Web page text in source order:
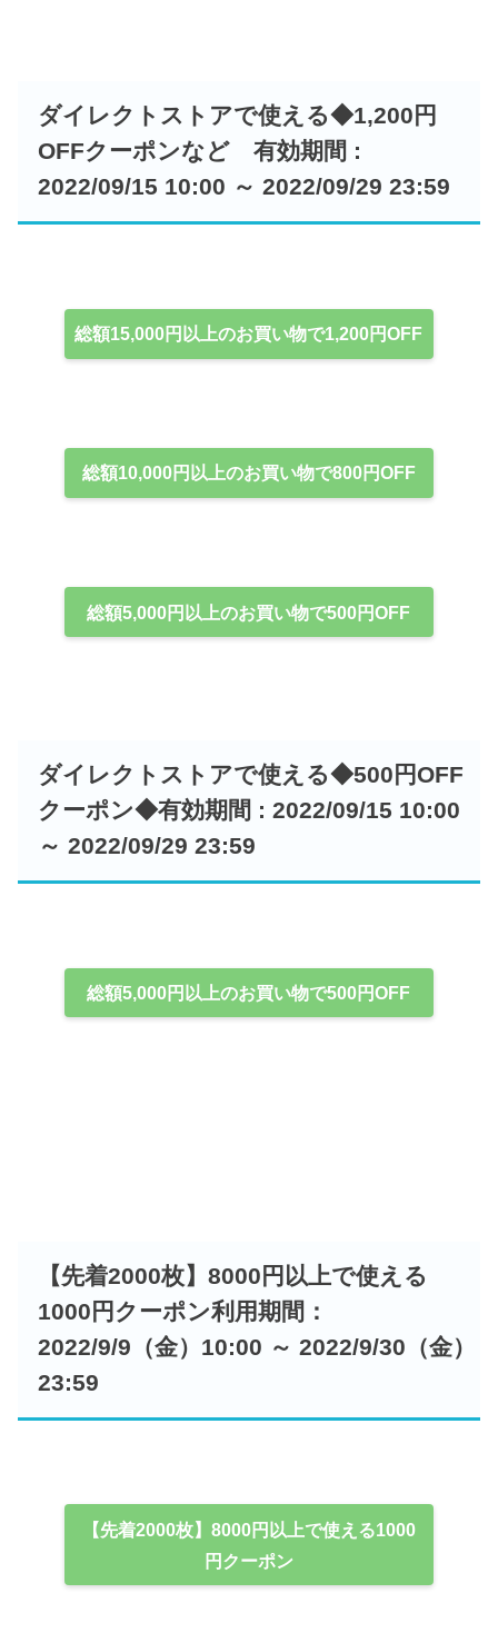
ダイレクトストアで使える◆1,200円
OFFクーポンなど 有効期間 :
2022/09/15 10:00 ～ 2022/09/29 23:59
総額15,000円以上のお買い物で1,200円OFF
総額10,000円以上のお買い物で800円OFF
総額5,000円以上のお買い物で500円OFF
ダイレクトストアで使える◆500円OFF
クーポン◆有効期間 : 2022/09/15 10:00
～ 2022/09/29 23:59
総額5,000円以上のお買い物で500円OFF
【先着2000枚】8000円以上で使える
1000円クーポン利用期間：
2022/9/9（金）10:00 ～ 2022/9/30（金）
23:59
【先着2000枚】8000円以上で使える1000
円クーポン